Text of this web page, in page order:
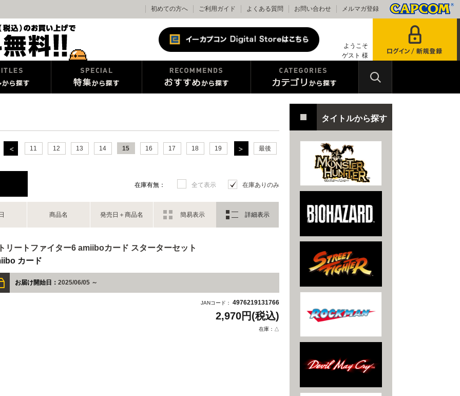
初めての方へ ご利用ガイド よくある質問 お問い合わせ メルマガ登録
ようこそ
ゲスト 様
11 12 13 14 15 16 17 18 19 最後
在庫有無： 全て表示 在庫ありのみ
商品名 発売日＋商品名 簡易表示 詳細表示
リートファイター6 amiiboカード スターターセット
カード
お届け開始日： 2025/06/05 ～
JANコード： 4976219131766
2,970円(税込)
在庫：△
タイトルから探す